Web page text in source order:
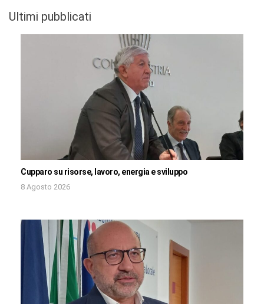
Ultimi pubblicati
Cupparo su risorse, lavoro, energia e sviluppo
8 Agosto 2026